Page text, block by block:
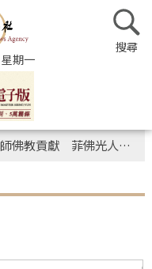
期一
教貢獻 菲佛光人領略卓越